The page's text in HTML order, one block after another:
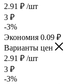
2.91 ₽ /шт
3 ₽
-3%
Экономия 0.09 ₽
Варианты цен
2.91 ₽ /шт
3 ₽
-3%